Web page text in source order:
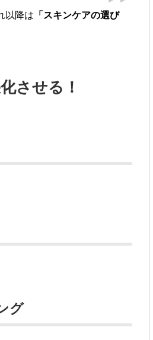
以降は 「スキンケアの選び
させる！
グ